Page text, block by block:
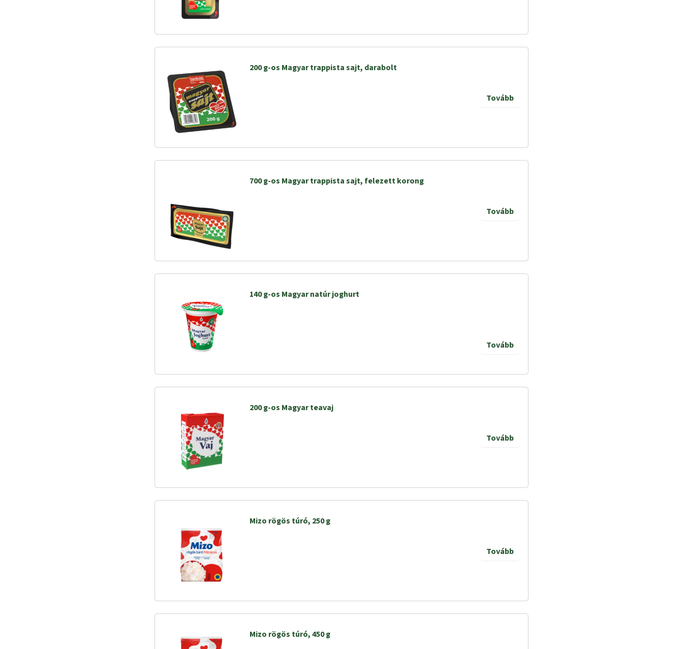
200 g-os Magyar trappista sajt, darabolt
Tovább
700 g-os Magyar trappista sajt, felezett korong
Tovább
140 g-os Magyar natúr joghurt
Tovább
200 g-os Magyar teavaj
Tovább
Mizo rögös túró, 250 g
Tovább
Mizo rögös túró, 450 g